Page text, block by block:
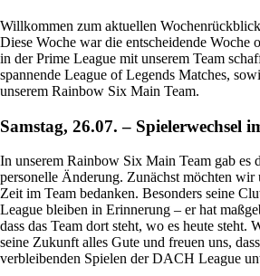
Willkommen zum aktuellen
Diese Woche war die entscheidende Woche
in der Prime League mit unserem Team
spannende League of Legends Matches,
unserem Rainbow Six Main Team.
Samstag, 26.07. – Spielerwechsel
In unserem Rainbow Six Main Team gab es
personelle Änderung. Zunächst möchten wir
Zeit im Team bedanken. Besonders seine
League bleiben in Erinnerung – er hat
dass das Team dort steht, wo es heute steht.
seine Zukunft alles Gute und freuen uns,
verbleibenden Spielen der DACH League